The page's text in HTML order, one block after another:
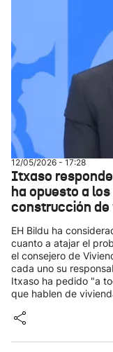
12/05/2026 - 17:28
Itxaso responde
ha opuesto a
construcción
EH Bildu ha
cuanto a atajar el
el consejero de
cada uno su
Itxaso ha pedido "a
que hablen de